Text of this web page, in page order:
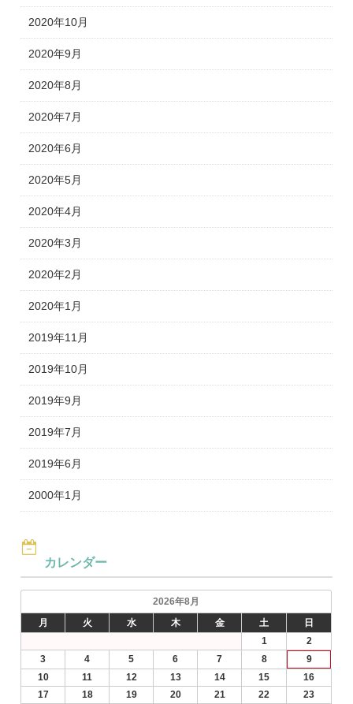
2020年10月
2020年9月
2020年8月
2020年7月
2020年6月
2020年5月
2020年4月
2020年3月
2020年2月
2020年1月
2019年11月
2019年10月
2019年9月
2019年7月
2019年6月
2000年1月
カレンダー
2026年8月
月
火 水 木 金 土 日
1
2
3
4 5 6 7 8
9
10
11 12 13 14 15
16
17
18 19 20 21 22
23